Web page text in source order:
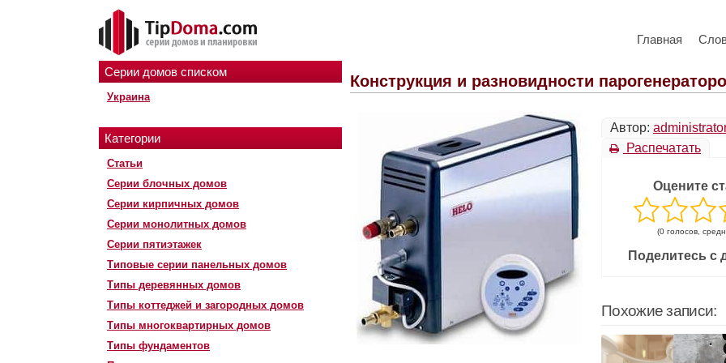
Главная
Серии домов списком
Украина
Категории
Статьи
Серии блочных домов
Серии кирпичных домов
Серии монолитных домов
Серии пятиэтажек
Типовые серии панельных домов
Типы деревянных домов
Типы коттеджей и загородных домов
Типы многоквартирных домов
Типы фундаментов
Конструкция и разновидности
Автор:
Распечатать
Оцените
(0 голосов,
Поделитесь с
Похожие записи: